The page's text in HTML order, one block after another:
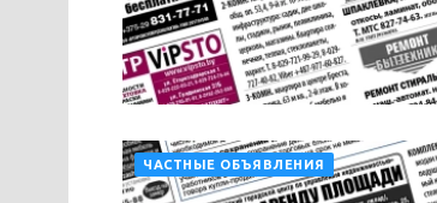
ЧАСТНЫЕ ОБЪЯВЛЕНИЯ